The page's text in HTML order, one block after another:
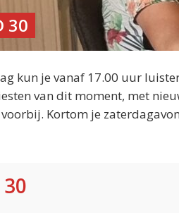
30
kun je vanaf 17.00 uur
van dit moment, met
Kortom je